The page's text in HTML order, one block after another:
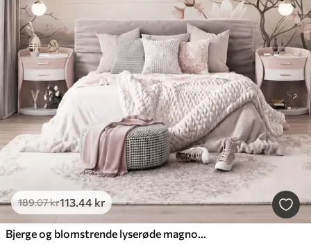
189.07kr113.44 kr
Bjerge og blomstrende lyserøde magnoliagrene, et landskab med dybde og tekstur